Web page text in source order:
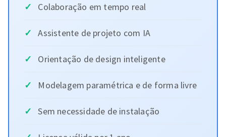
Colaboração em tempo real
Assistente de projeto com IA
Orientação de design inteligente
Modelagem paramétrica e de forma livre
Sem necessidade de instalação